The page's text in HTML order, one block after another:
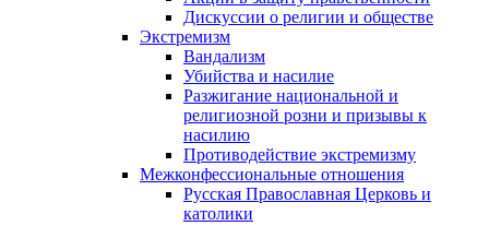
Дискуссии о религии и обществе
Экстремизм
Вандализм
Убийства и насилие
Разжигание национальной и
религиозной розни и призывы к
насилию
Противодействие экстремизму
Межконфессиональные отношения
Русская Православная Церковь и
католики